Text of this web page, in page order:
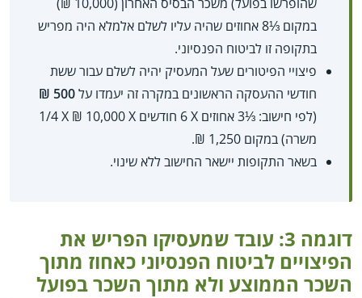
במקום ⅓8 אחוזים שהיה עליו לשלם אלמלא היה מפריש
בתקופה זו לביטוח הפנסיוני.
פיצויי הפיטורים שעל המעסיק יהיה לשלם עבור ששת
חודשי ההעסקה הראשונים במקרה זה יעמדו על500 ₪
(לפי חישוב: ⅓3 אחוזים X‏ 6 חודשים X‏ 10,000 ₪ X‏ 1/4
משרה) במקום 1,250 ₪.
בשאר התקופות יישאר החישוב ללא שינוי.
דוגמה 3: עובד שמעסיקו הפריש את
הפיצויים לביטוח הפנסיוני כאחוז מתוך
השכר הממוצע ולא מתוך השכר בפועל